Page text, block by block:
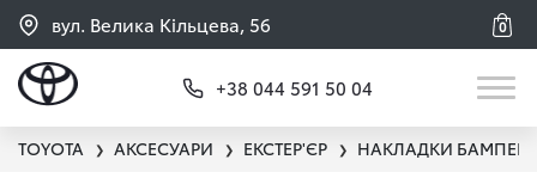
вул. Велика Кільцева, 56 0
+38 044 591 50 04
TOYOTA ❯ АКСЕСУАРИ ❯ ЕКСТЕР'ЄР ❯ НАКЛАДКИ